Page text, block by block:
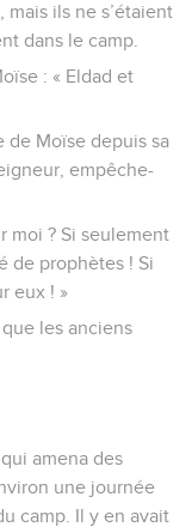
ils ne s’étaient
dans le camp.
: « Eldad et
de Moïse depuis sa
empêche-
moi ? Si seulement
de prophètes ! Si
eux ! »
les anciens
amena des
une journée
camp. Il y en avait